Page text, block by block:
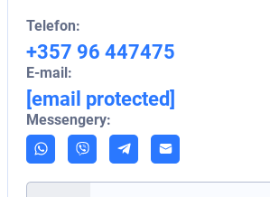
Telefon:
+357 96 447475
E-mail:
[email protected]
Messengery: